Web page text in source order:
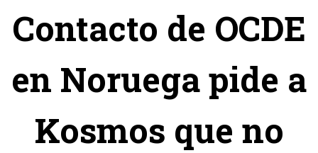
Contacto de OCDE
en Noruega pide a
Kosmos que no